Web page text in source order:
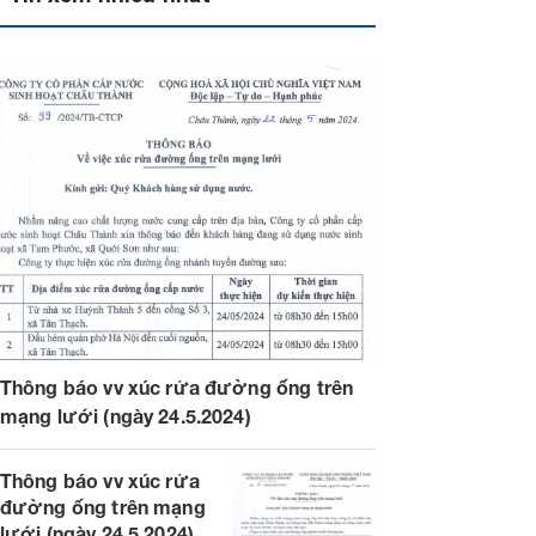
Thông báo vv xúc rửa đường ống trên
mạng lưới (ngày 24.5.2024)
Thông báo vv xúc rửa
đường ống trên mạng